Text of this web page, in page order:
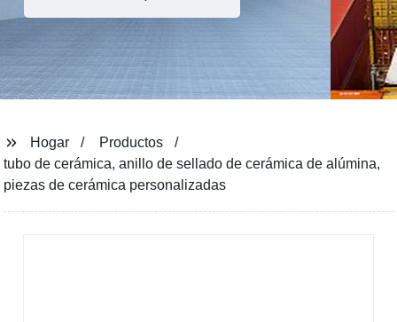
Hogar
Productos
tubo de cerámica, anillo de sellado de cerámica de alúmina,
piezas de cerámica personalizadas